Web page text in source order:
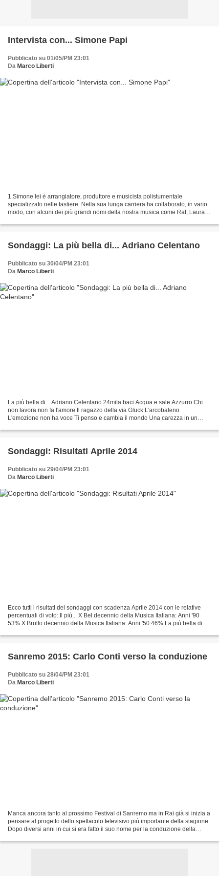
Intervista con... Simone Papi
Pubblicato su 01/05/PM 23:01
Da Marco Liberti
1.Simone lei è arrangiatore, produttore e musicista polistumentale
specializzato nelle tastiere. Nella sua lunga carriera ha collaborato, in vario
modo, con alcuni dei più grandi nomi della nostra musica come Raf, Laura
Sondaggi: La più bella di... Adriano Celentano
Pubblicato su 30/04/PM 23:01
Da Marco Liberti
La più bella di... Adriano Celentano 24mila baci Acqua e sale Azzurro Chi
non lavora non fa l'amore Il ragazzo della via Gluck L'arcobaleno
L'emozione non ha voce Ti penso e cambia il mondo Una carezza in un
Sondaggi: Risultati Aprile 2014
Pubblicato su 29/04/PM 23:01
Da Marco Liberti
Ecco tutti i risultati dei sondaggi con scadenza Aprile 2014 con le relative
percentuali di voto: Il più... X Bel decennio della Musica Italiana: Anni '90
53% X Brutto decennio della Musica Italiana: Anni '50 46% La più bella di...
Sanremo 2015: Carlo Conti verso la conduzione
Pubblicato su 28/04/PM 23:01
Da Marco Liberti
Manca ancora tanto al prossimo Festival di Sanremo ma in Rai già si inizia a
pensare al progetto dello spettacolo televisivo più importante della stagione.
Dopo diversi anni in cui si era fatto il suo nome per la conduzione della